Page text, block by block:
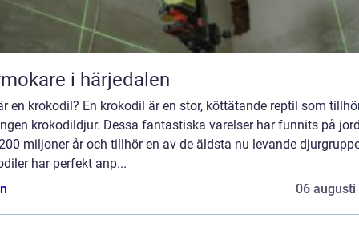
i härjedalen
en krokodil? En krokodil är en stor, köttätande reptil som
krokodildjur. Dessa fantastiska varelser har funnits på
miljoner år och tillhör en av de äldsta nu levande
har perfekt anp...
06 augusti